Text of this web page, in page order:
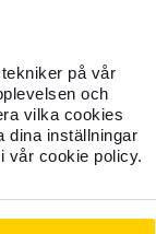
på vår
och
vilka cookies
dina inställningar
vår cookie policy.
eller